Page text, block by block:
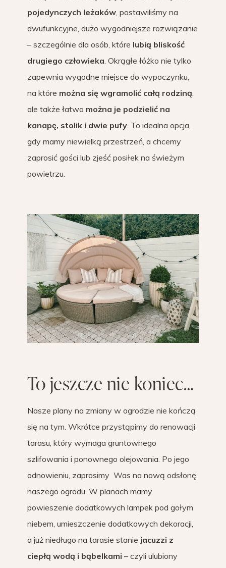
pojedynczych leżaków, postawiliśmy na
dwufunkcyjne, dużo wygodniejsze rozwiązanie
– szczególnie dla osób, które lubią bliskość
drugiego człowieka. Okrągłe łóżko nie tylko
zapewnia wygodne miejsce do wypoczynku,
na które można się wgramolić całą rodziną,
ale także łatwo można je podzielić na
kanapę, stolik i dwie pufy. To idealna opcja,
gdy mamy niewielką przestrzeń, a chcemy
zaprosić gości lub zjeść posiłek na świeżym
powietrzu.
To jeszcze nie koniec…
Nasze plany na zmiany w ogrodzie nie kończą
się na tym. Wkrótce przystąpimy do renowacji
tarasu, który wymaga gruntownego
szlifowania i ponownego olejowania. Po jego
odnowieniu, zaprosimy Was na nową odsłonę
naszego ogrodu. W planach mamy
powieszenie dodatkowych lampek pod gołym
niebem, umieszczenie dodatkowych dekoracji,
a już niedługo na tarasie stanie jacuzzi z
ciepłą wodą i bąbelkami – czyli ulubiony